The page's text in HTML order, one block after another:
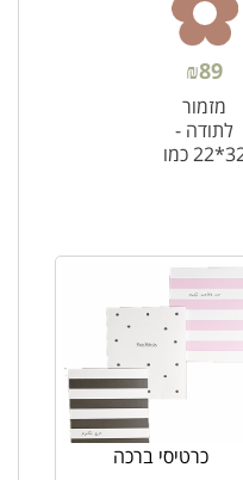
₪89
מזמור
לתודה -
32*22 כמו
כרטיסי ברכה